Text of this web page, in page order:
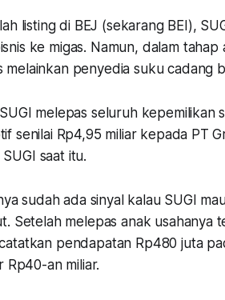
listing di BEJ (sekarang BEI),
ke migas. Namun, dalam
melainkan penyedia suku cadang
melepas seluruh kepemilikan
senilai Rp4,95 miliar kepada PT
saat itu.
sudah ada sinyal kalau SUGI
Setelah melepas anak usahanya
pendapatan Rp480 juta
Rp40-an miliar.